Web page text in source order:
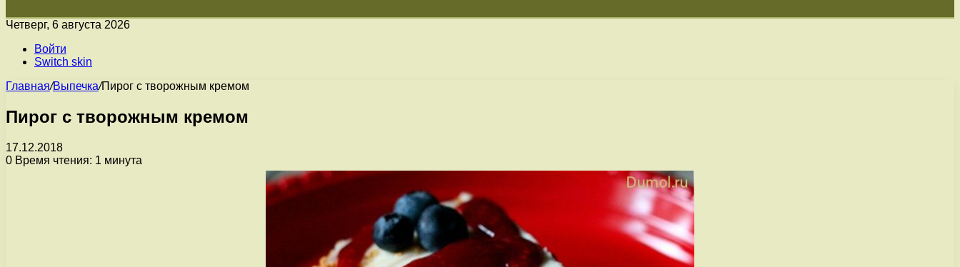
Четверг, 6 августа 2026
Войти
Switch skin
Главная/Выпечка/Пирог с творожным кремом
Пирог с творожным кремом
17.12.2018
0 Время чтения: 1 минута